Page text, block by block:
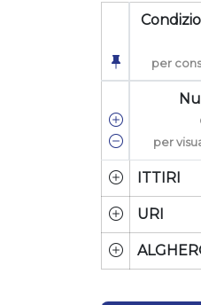
per
per
ITTIRI
URI